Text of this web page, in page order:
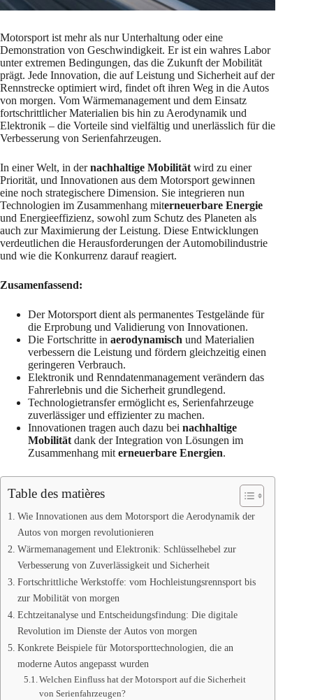
Motorsport ist mehr als nur Unterhaltung oder eine
Demonstration von Geschwindigkeit. Er ist ein wahres Labor
unter extremen Bedingungen, das die Zukunft der Mobilität
prägt. Jede Innovation, die auf Leistung und Sicherheit auf der
Rennstrecke optimiert wird, findet oft ihren Weg in die Autos
von morgen. Vom Wärmemanagement und dem Einsatz
fortschrittlicher Materialien bis hin zu Aerodynamik und
Elektronik – die Vorteile sind vielfältig und unerlässlich für die
Verbesserung von Serienfahrzeugen.
In einer Welt, in dernachhaltige Mobilität wird zu einer
Priorität, und Innovationen aus dem Motorsport gewinnen
eine noch strategischere Dimension. Sie integrieren nun
Technologien im Zusammenhang miterneuerbare Energie
und Energieeffizienz, sowohl zum Schutz des Planeten als
auch zur Maximierung der Leistung. Diese Entwicklungen
verdeutlichen die Herausforderungen der Automobilindustrie
und wie die Konkurrenz darauf reagiert.
Zusamenfassend:
Der Motorsport dient als permanentes Testgelände für
die Erprobung und Validierung von Innovationen.
Die Fortschritte in aerodynamisch und Materialien
verbessern die Leistung und fördern gleichzeitig einen
geringeren Verbrauch.
Elektronik und Renndatenmanagement verändern das
Fahrerlebnis und die Sicherheit grundlegend.
Technologietransfer ermöglicht es, Serienfahrzeuge
zuverlässiger und effizienter zu machen.
Innovationen tragen auch dazu bei nachhaltige
Mobilität dank der Integration von Lösungen im
Zusammenhang mit erneuerbare Energien.
Table des matières
Wie Innovationen aus dem Motorsport die Aerodynamik der
Autos von morgen revolutionieren
Wärmemanagement und Elektronik: Schlüsselhebel zur
Verbesserung von Zuverlässigkeit und Sicherheit
Fortschrittliche Werkstoffe: vom Hochleistungsrennsport bis
zur Mobilität von morgen
Echtzeitanalyse und Entscheidungsfindung: Die digitale
Revolution im Dienste der Autos von morgen
Konkrete Beispiele für Motorsporttechnologien, die an
moderne Autos angepasst wurden
Welchen Einfluss hat der Motorsport auf die Sicherheit
von Serienfahrzeugen?